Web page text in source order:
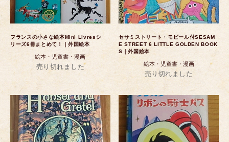
フランスの小さな絵本Mini Livresシ
リーズ6冊まとめて！｜外国絵本
絵本・児童書・漫画
売り切れました
セサミストリート・モビール付SESAM
E STREET 6 LITTLE GOLDEN BOOK
S｜外国絵本
絵本・児童書・漫画
売り切れました